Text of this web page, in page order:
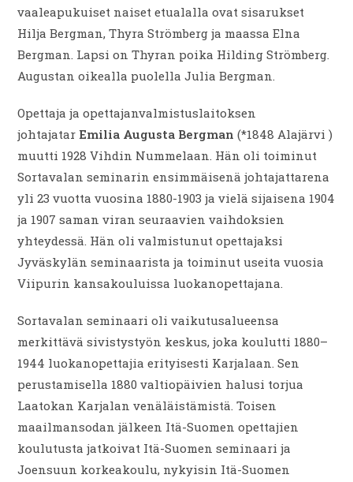
vaaleapukuiset naiset etualalla ovat sisarukset
Hilja Bergman, Thyra Strömberg ja maassa Elna
Bergman. Lapsi on Thyran poika Hilding Strömberg.
Augustan oikealla puolella Julia Bergman.
Opettaja ja opettajanvalmistuslaitoksen
johtajatarEmilia Augusta Bergman (*1848 Alajärvi )
muutti 1928 Vihdin Nummelaan. Hän oli toiminut
Sortavalan seminarin ensimmäisenä johtajattarena
yli 23 vuotta vuosina 1880-1903 ja vielä sijaisena 1904
ja 1907 saman viran seuraavien vaihdoksien
yhteydessä. Hän oli valmistunut opettajaksi
Jyväskylän seminaarista ja toiminut useita vuosia
Viipurin kansakouluissa luokanopettajana.
Sortavalan seminaari oli vaikutusalueensa
merkittävä sivistystyön keskus, joka koulutti 1880–
1944 luokanopettajia erityisesti Karjalaan. Sen
perustamisella 1880 valtiopäivien halusi torjua
Laatokan Karjalan venäläistämistä. Toisen
maailmansodan jälkeen Itä-Suomen opettajien
koulutusta jatkoivat Itä-Suomen seminaari ja
Joensuun korkeakoulu, nykyisin Itä-Suomen